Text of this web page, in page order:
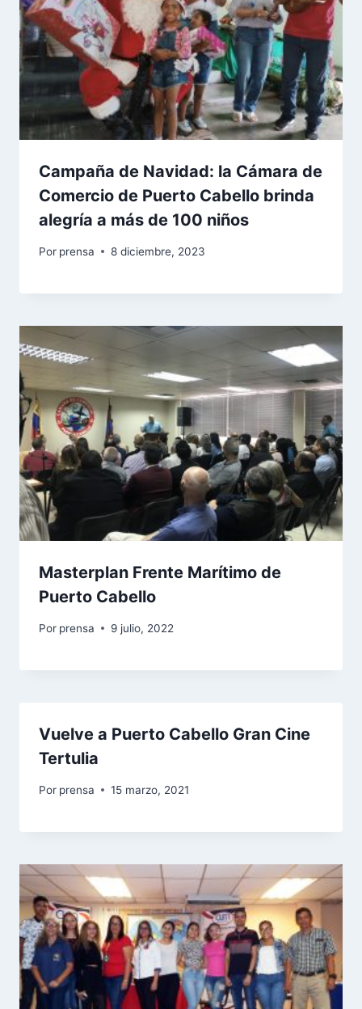
Campaña de Navidad: la Cámara de
Comercio de Puerto Cabello brinda
alegría a más de 100 niños
Por prensa 8 diciembre, 2023
Masterplan Frente Marítimo de
Puerto Cabello
Por prensa 9 julio, 2022
Vuelve a Puerto Cabello Gran Cine
Tertulia
Por prensa 15 marzo, 2021